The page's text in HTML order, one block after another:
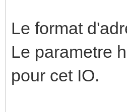
Le format
Le parametre
pour cet IO.